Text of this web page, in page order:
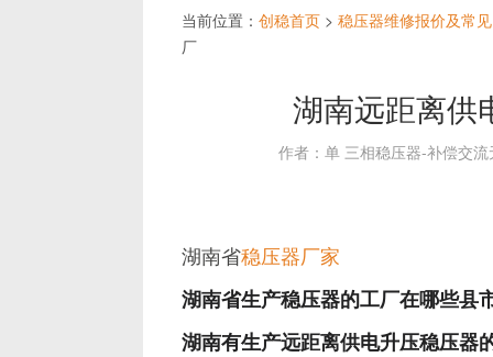
当前位置： 创稳首页 > 稳压器维修报价及常
厂
湖南远距离供
作者：单 三相稳压器-补偿交
湖南省稳压器厂家
湖南省生产稳压器的工厂在哪些县
湖南有生产远距离供电升压稳压器